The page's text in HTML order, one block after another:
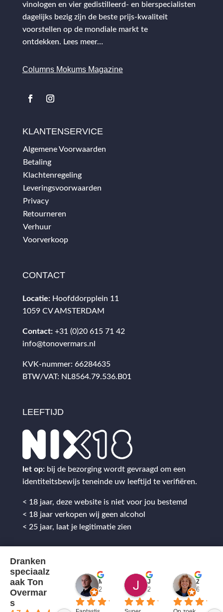
vinologen en vier gedistilleerd- en bierspecialisten
dagelijks bezig zijn de beste prijs-kwaliteit
voorstellen op de mondiale markt te
ontdekken. Lees meer…
Columns Mokums Magazine
KLANTENSERVICE
Algemene Voorwaarden
Betaling
Klachtenregeling
Leveringsvoorwaarden
Privacy
Retourneren
Verhuur
Voorverkoop
CONTACT
Locatie: Hoofddorpplein 11
1059 CV AMSTERDAM
Contact: +31 (0)20 615 71 42
info@tonovermars.nl
KVK-nummer: 66284635
BTW/VAT: NL8564.79.536.B01
LEEFTIJD
let op: bij de bezorging wordt gevraagd om een
identiteitsbewijs teneinde uw leeftijd te verifiëren.
< 18 jaar, deze website is niet voor jou bestemd
< 18 jaar verkopen wij geen alcohol
< 25 jaar, laat je legitimatie zien
Dranken
speciaalz
aak Ton
Overmar
s
2 jaar geleden 2 jaar geleden 6 jaar